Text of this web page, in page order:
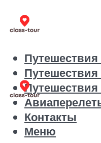
Путешествия
Контакты
Меню